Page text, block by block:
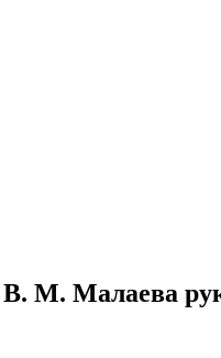
М. Малаева